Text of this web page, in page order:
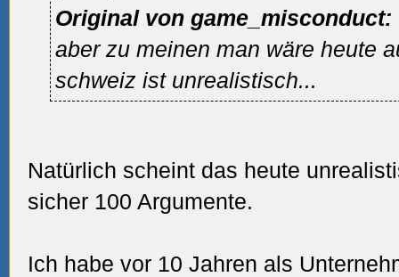
Original von game_misconduct:
aber zu meinen man wäre heute
schweiz ist unrealistisch...
Natürlich scheint das heute
sicher 100 Argumente.
Ich habe vor 10 Jahren als